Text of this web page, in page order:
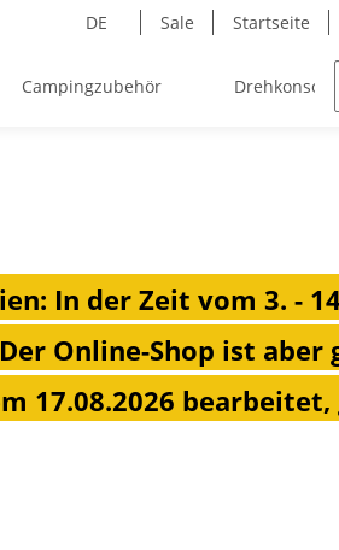
DE Sale Startseite
Campingzubehör Drehkonsolen
In der Zeit vom 3. -
Online-Shop ist aber
17.08.2026